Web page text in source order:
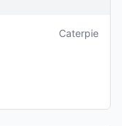
Caterpie